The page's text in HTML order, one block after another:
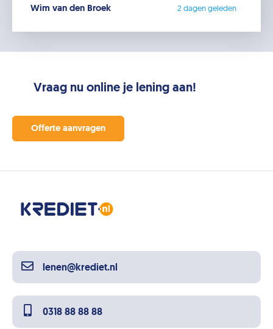
Wim van den Broek 2 dagen geleden
Vraag nu online je lening aan!
Offerte aanvragen
lenen@krediet.nl
0318 88 88 88